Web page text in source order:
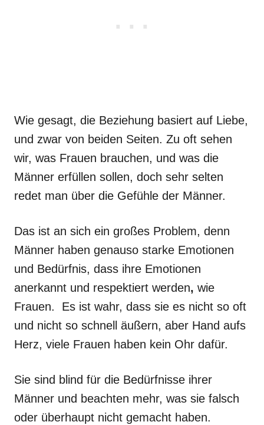
Wie gesagt, die Beziehung basiert auf Liebe,
und zwar von beiden Seiten. Zu oft sehen
wir, was Frauen brauchen, und was die
Männer erfüllen sollen, doch sehr selten
redet man über die Gefühle der Männer.
Das ist an sich ein großes Problem, denn
Männer haben genauso starke Emotionen
und Bedürfnis, dass ihre Emotionen
anerkannt und respektiert werden, wie
Frauen. Es ist wahr, dass sie es nicht so oft
und nicht so schnell äußern, aber Hand aufs
Herz, viele Frauen haben kein Ohr dafür.
Sie sind blind für die Bedürfnisse ihrer
Männer und beachten mehr, was sie falsch
oder überhaupt nicht gemacht haben.